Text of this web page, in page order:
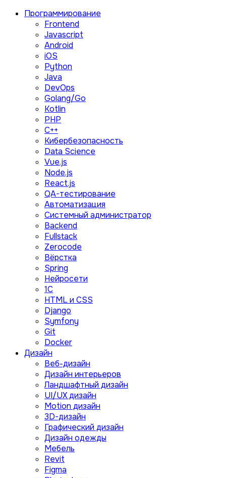
Программирование
Frontend
Javascript
Android
iOS
Python
Java
DevOps
Golang/Go
Kotlin
PHP
C++
Кибербезопасность
Data Science
Vue.js
Node.js
React.js
QA-тестирование
Автоматизация
Системный администратор
Backend
Fullstack
Zerocode
Вёрстка
Spring
Нейросети
1C
HTML и CSS
Django
Symfony
Git
Docker
Дизайн
Веб-дизайн
Дизайн интерьеров
Ландшафтный дизайн
UI/UX дизайн
Motion дизайн
3D-дизайн
Графический дизайн
Дизайн одежды
Мебель
Revit
Figma